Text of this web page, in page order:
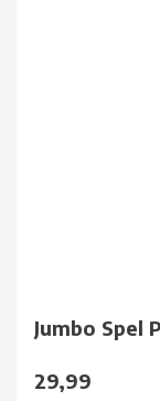
Jumbo Spel
29,99